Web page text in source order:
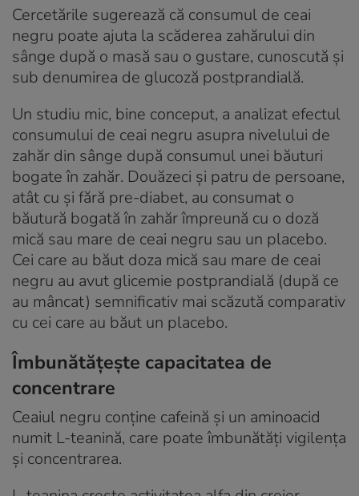
Cercetările sugerează că consumul de ceai
negru poate ajuta la scăderea zahărului din
sânge după o masă sau o gustare, cunoscută și
sub denumirea de glucoză postprandială.
Un studiu mic, bine conceput, a analizat efectul
consumului de ceai negru asupra nivelului de
zahăr din sânge după consumul unei băuturi
bogate în zahăr. Douăzeci și patru de persoane,
atât cu și fără pre-diabet, au consumat o
băutură bogată în zahăr împreună cu o doză
mică sau mare de ceai negru sau un placebo.
Cei care au băut doza mică sau mare de ceai
negru au avut glicemie postprandială (după ce
au mâncat) semnificativ mai scăzută comparativ
cu cei care au băut un placebo.
Îmbunătățește capacitatea de
concentrare
Ceaiul negru conține cafeină și un aminoacid
numit L-teanină, care poate îmbunătăți vigilența
și concentrarea.